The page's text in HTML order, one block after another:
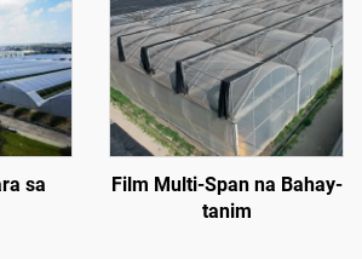
sa
Film Multi-Span na Bahay-
tanim